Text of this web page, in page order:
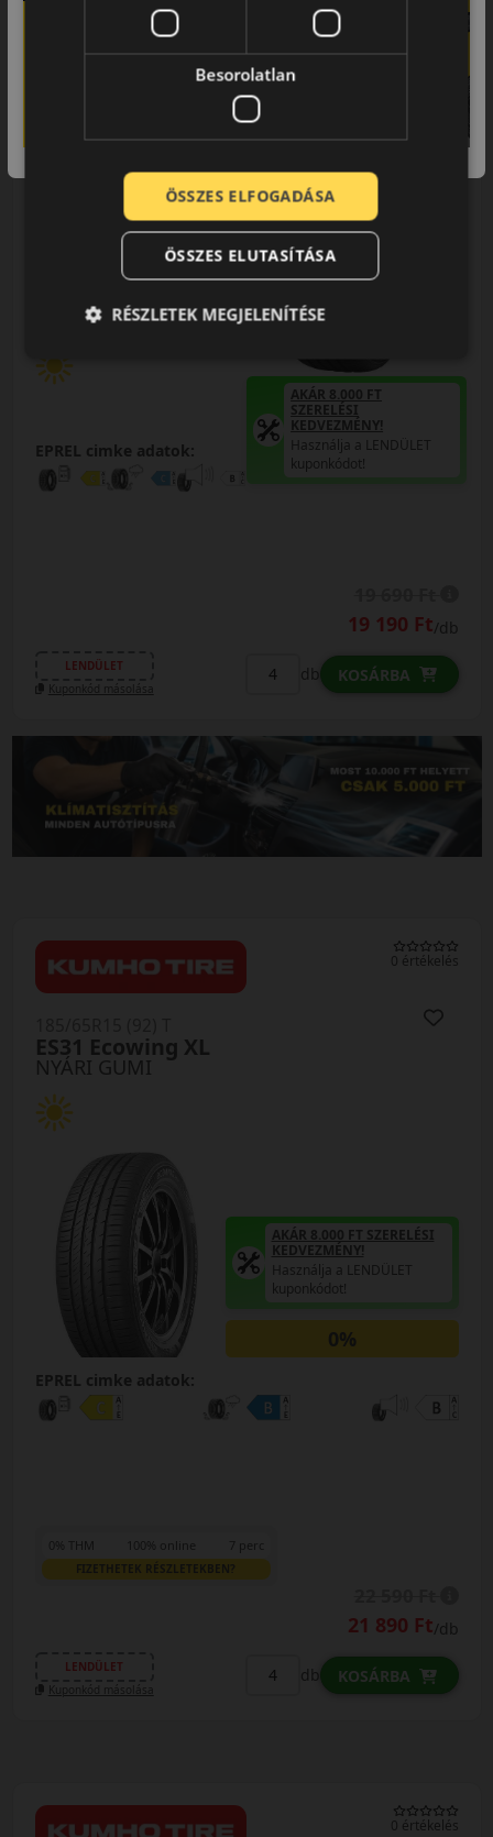
Kuponkód másolása
NYÁRI GUMI
ES31 Ecowing
EPREL cimke adatok:
AKÁR 8.000 FT
SZERELÉSI
KEDVEZMÉNY!
Használja a LENDÜLET
kuponkódot!
19 190 Ft/db
LENDÜLET
Kuponkód másolása
db KOSÁRBA
0 értékelés
NYÁRI GUMI
ES31 Ecowing XL
AKÁR 8.000 FT SZERELÉSI
KEDVEZMÉNY!
Használja a LENDÜLET
kuponkódot!
0%
EPREL cimke adatok:
0% THM 100% online 7 perc
FIZETHETEK RÉSZLETEKBEN?
21 890 Ft/db
LENDÜLET
Kuponkód másolása
db KOSÁRBA
0 értékelés
Besorolatlan
ÖSSZES ELFOGADÁSA
ÖSSZES ELUTASÍTÁSA
RÉSZLETEK MEGJELENÍTÉSE